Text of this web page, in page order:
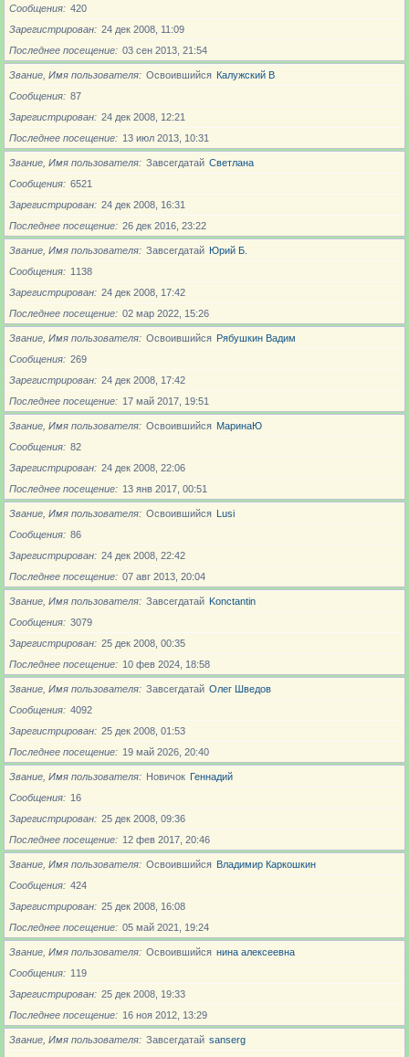
Сообщения
420
Зарегистрирован
24 дек 2008, 11:09
Последнее посещение
03 сен 2013, 21:54
Звание, Имя пользователя Освоившийся Калужский В
Сообщения
87
Зарегистрирован
24 дек 2008, 12:21
Последнее посещение
13 июл 2013, 10:31
Звание, Имя пользователя Завсегдатай Светлана
Сообщения
6521
Зарегистрирован
24 дек 2008, 16:31
Последнее посещение
26 дек 2016, 23:22
Звание, Имя пользователя Завсегдатай Юрий Б.
Сообщения
1138
Зарегистрирован
24 дек 2008, 17:42
Последнее посещение
02 мар 2022, 15:26
Звание, Имя пользователя Освоившийся Рябушкин Вадим
Сообщения
269
Зарегистрирован
24 дек 2008, 17:42
Последнее посещение
17 май 2017, 19:51
Звание, Имя пользователя Освоившийся МаринаЮ
Сообщения
82
Зарегистрирован
24 дек 2008, 22:06
Последнее посещение
13 янв 2017, 00:51
Звание, Имя пользователя Освоившийся Lusi
Сообщения
86
Зарегистрирован
24 дек 2008, 22:42
Последнее посещение
07 авг 2013, 20:04
Звание, Имя пользователя Завсегдатай Konctantin
Сообщения
3079
Зарегистрирован
25 дек 2008, 00:35
Последнее посещение
10 фев 2024, 18:58
Звание, Имя пользователя Завсегдатай Олег Шведов
Сообщения
4092
Зарегистрирован
25 дек 2008, 01:53
Последнее посещение
19 май 2026, 20:40
Звание, Имя пользователя Новичoк Геннадий
Сообщения
16
Зарегистрирован
25 дек 2008, 09:36
Последнее посещение
12 фев 2017, 20:46
Звание, Имя пользователя Освоившийся Владимир Каркошкин
Сообщения
424
Зарегистрирован
25 дек 2008, 16:08
Последнее посещение
05 май 2021, 19:24
Звание, Имя пользователя Освоившийся нина алексеевна
Сообщения
119
Зарегистрирован
25 дек 2008, 19:33
Последнее посещение
16 ноя 2012, 13:29
Звание, Имя пользователя Завсегдатай sanserg